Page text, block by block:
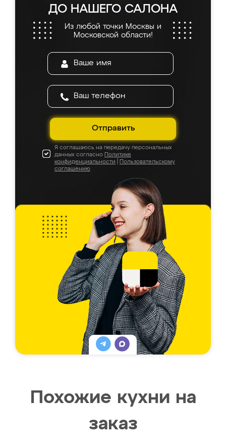
ДО НАШЕГО САЛОНА
Из любой точки Москвы и
Московской области!
Отправить
Я соглашаюсь на передачу персональных
данных согласно Политике
конфиденциальности
Пользовательскому
соглашению
Похожие кухни на
заказ